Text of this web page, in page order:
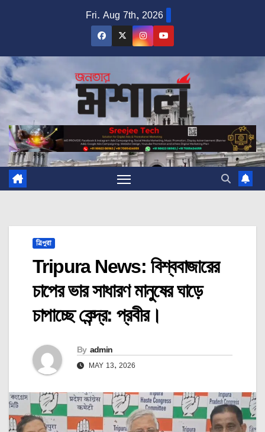
Fri. Aug 7th, 2026
ত্রিপুরা
Tripura News: বিশ্ববাজারের
চাপের ভার সাধারণ মানুষের ঘাড়ে
চাপাচ্ছে কেন্দ্র: প্রবীর।
By admin
MAY 13, 2026